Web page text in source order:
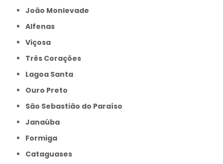
João Monlevade
Alfenas
Viçosa
Três Corações
Lagoa Santa
Ouro Preto
São Sebastião do Paraíso
Janaúba
Formiga
Cataguases